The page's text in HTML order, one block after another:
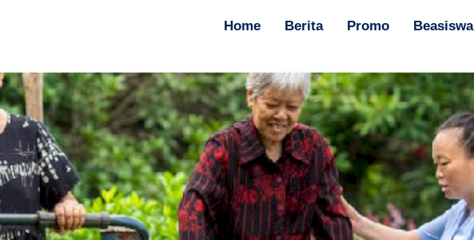
Home Berita Promo Beasiswa